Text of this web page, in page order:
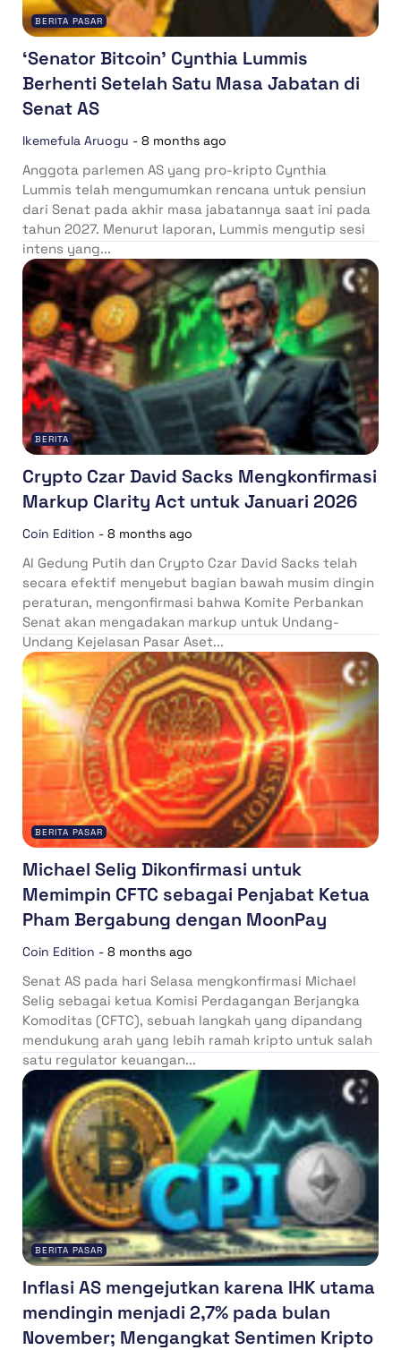
BERITA PASAR
‘Senator Bitcoin’ Cynthia Lummis
Berhenti Setelah Satu Masa Jabatan di
Senat AS
Ikemefula Aruogu - 8 months ago
Anggota parlemen AS yang pro-kripto Cynthia
Lummis telah mengumumkan rencana untuk pensiun
dari Senat pada akhir masa jabatannya saat ini pada
tahun 2027. Menurut laporan, Lummis mengutip sesi
intens yang...
BERITA
Crypto Czar David Sacks Mengkonfirmasi
Markup Clarity Act untuk Januari 2026
Coin Edition - 8 months ago
AI Gedung Putih dan Crypto Czar David Sacks telah
secara efektif menyebut bagian bawah musim dingin
peraturan, mengonfirmasi bahwa Komite Perbankan
Senat akan mengadakan markup untuk Undang-
Undang Kejelasan Pasar Aset...
BERITA PASAR
Michael Selig Dikonfirmasi untuk
Memimpin CFTC sebagai Penjabat Ketua
Pham Bergabung dengan MoonPay
Coin Edition - 8 months ago
Senat AS pada hari Selasa mengkonfirmasi Michael
Selig sebagai ketua Komisi Perdagangan Berjangka
Komoditas (CFTC), sebuah langkah yang dipandang
mendukung arah yang lebih ramah kripto untuk salah
satu regulator keuangan...
BERITA PASAR
Inflasi AS mengejutkan karena IHK utama
mendingin menjadi 2,7% pada bulan
November; Mengangkat Sentimen Kripto